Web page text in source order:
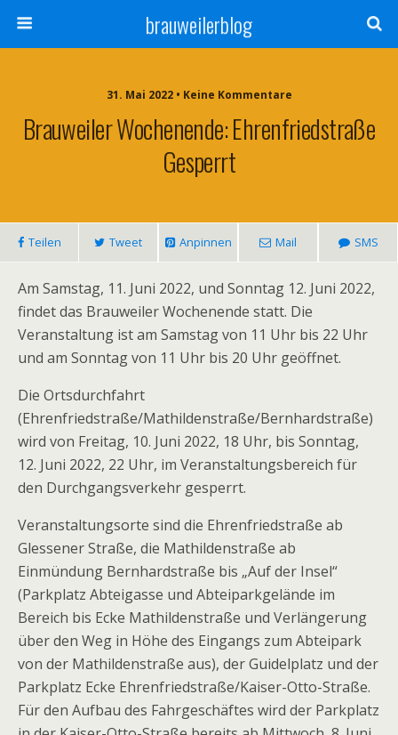
brauweilerblog
31. Mai 2022 • Keine Kommentare
Brauweiler Wochenende: Ehrenfriedstraße
Gesperrt
Teilen Tweet Anpinnen Mail SMS
Am Samstag, 11. Juni 2022, und Sonntag 12. Juni 2022,
findet das Brauweiler Wochenende statt. Die
Veranstaltung ist am Samstag von 11 Uhr bis 22 Uhr
und am Sonntag von 11 Uhr bis 20 Uhr geöffnet.
Die Ortsdurchfahrt
(Ehrenfriedstraße/Mathildenstraße/Bernhardstraße)
wird von Freitag, 10. Juni 2022, 18 Uhr, bis Sonntag,
12. Juni 2022, 22 Uhr, im Veranstaltungsbereich für
den Durchgangsverkehr gesperrt.
Veranstaltungsorte sind die Ehrenfriedstraße ab
Glessener Straße, die Mathildenstraße ab
Einmündung Bernhardstraße bis „Auf der Insel“
(Parkplatz Abteigasse und Abteiparkgelände im
Bereich bis Ecke Mathildenstraße und Verlängerung
über den Weg in Höhe des Eingangs zum Abteipark
von der Mathildenstraße aus), der Guidelplatz und der
Parkplatz Ecke Ehrenfriedstraße/Kaiser-Otto-Straße.
Für den Aufbau des Fahrgeschäftes wird der Parkplatz